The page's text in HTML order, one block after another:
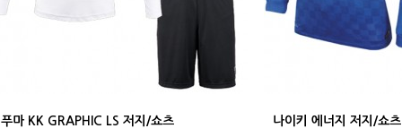
푸마 KK GRAPHIC LS 저지/쇼츠 나이키 에너지 저지/쇼츠